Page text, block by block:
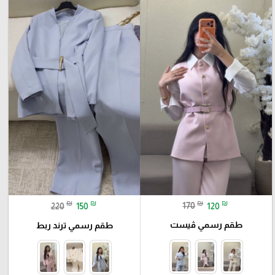
170 ₪ 120 ₪
طقم رسمي ڤيست
220 ₪ 150 ₪
طقم رسمي ترند ربط